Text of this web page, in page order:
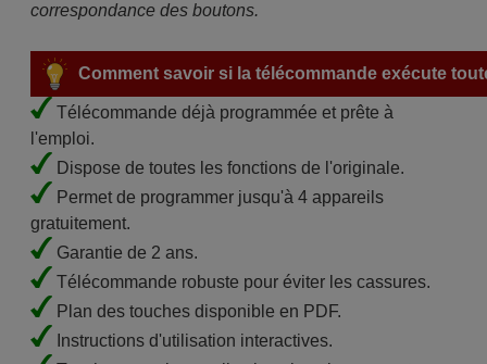
correspondance des boutons.
Comment savoir si la télécommande exécute
Télécommande déjà programmée et prête à
l'emploi.
Dispose de toutes les fonctions de l'originale.
Permet de programmer jusqu'à 4 appareils
gratuitement.
Garantie de 2 ans.
Télécommande robuste pour éviter les cassures.
Plan des touches disponible en PDF.
Instructions d'utilisation interactives.